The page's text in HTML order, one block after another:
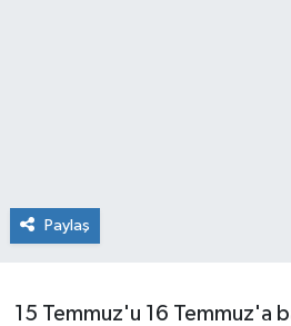
Paylaş
15 Temmuz'u 16 Temmuz'a
ÖZEL HABER
POLİTİKA